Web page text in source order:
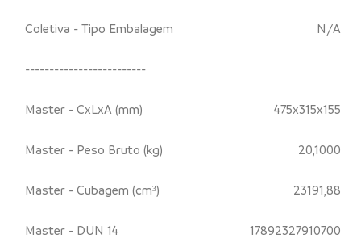
Coletiva - Tipo Embalagem N/A
-------------------------
Master - CxLxA (mm) 475x315x155
Master - Peso Bruto (kg) 20,1000
Master - Cubagem (cm³) 23191,88
Master - DUN 14 17892327910700